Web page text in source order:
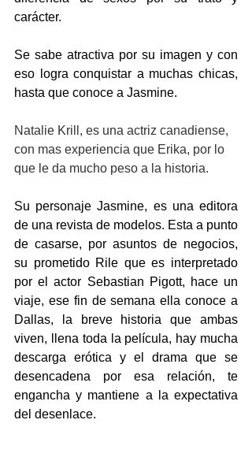
carácter.
Se sabe atractiva por su imagen y con
eso logra conquistar a muchas chicas,
hasta que conoce a Jasmine.
Natalie Krill, es una actriz canadiense,
con mas experiencia que Erika, por lo
que le da mucho peso a la historia.
Su personaje Jasmine, es una editora
de una revista de modelos. Esta a punto
de casarse, por asuntos de negocios,
su prometido Rile que es interpretado
por el actor Sebastian Pigott, hace un
viaje, ese fin de semana ella conoce a
Dallas, la breve historia que ambas
viven, llena toda la película, hay mucha
descarga erótica y el drama que se
desencadena por esa relación, te
engancha y mantiene a la expectativa
del desenlace.